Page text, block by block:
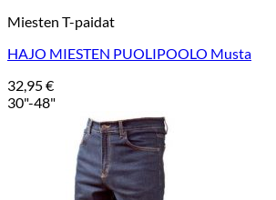
Miesten T-paidat
HAJO MIESTEN PUOLIPOOLO Musta
32,95€
30"-48"